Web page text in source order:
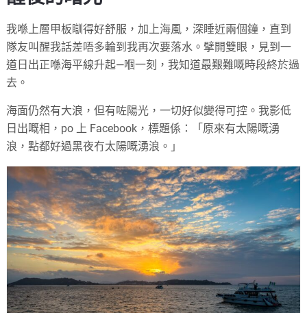
我喺上層甲板瞓得好舒服，加上海風，深睡近兩個鐘，直到
隊友叫醒我話差唔多輪到我再次要落水。擘開雙眼，見到一
道日出正喺海平線升起—嗰一刻，我知道最艱難嘅時段終於過
去。
海面仍然有大浪，但有咗陽光，一切好似變得可控。我影低
日出嘅相，po 上 Facebook，標題係：「原來有太陽嘅湧
浪，點都好過黑夜冇太陽嘅湧浪。」